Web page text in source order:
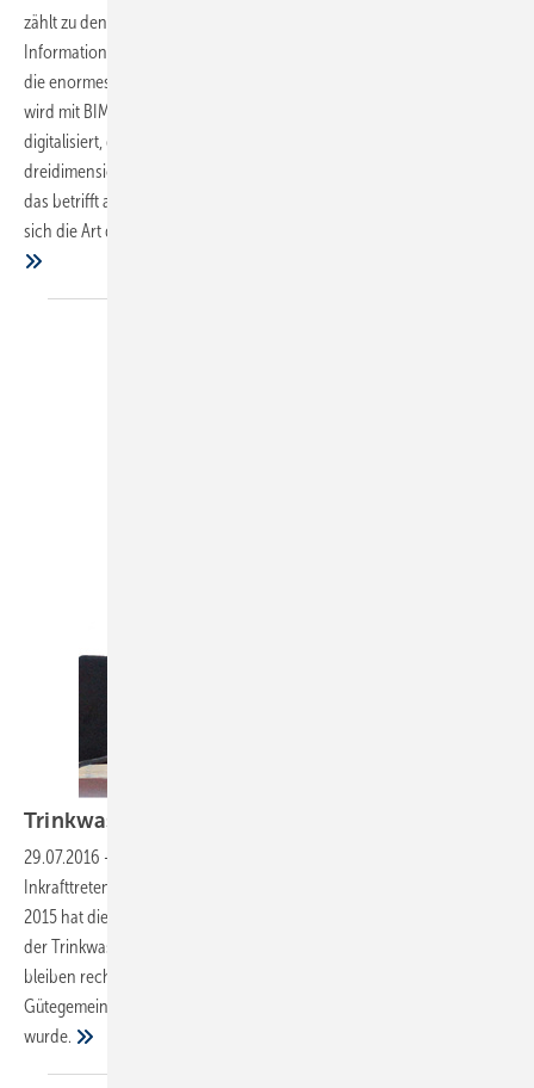
zählt zu den wichtigsten Herausforderungen der Zukunft. Mit „Building
Information Modeling“ (BIM) steht dafür eine Methode zur Verfügung,
die enormes Potenzial bietet. Denn über durchgängige Datenstämme
wird mit BIM das Planen, Bauen und Betreiben von Gebäuden so weit
digitalisiert, dass alle Beteiligten gemeinsam an einem
dreidimensionalen Modell des jeweiligen Projektes arbeiten können –
das betrifft auch Unternehmer der SHK-Branche. Denn mit BIM wird
sich die Art der Zusammenarbeit zwischen den Gewerken verändern.
Trinkwasserqualitätprüfen und
29.07.2016 -
Inkrafttreten der UBA-Positivliste als Bewertungsgrundlage im April
2015 hat die Sanitärbranche ein Stück mehr Planungssicherheit bei
der Trinkwasser-Installation. Doch auch nach diesem Meilenstein
bleiben rechtliche Grundlagen ein Thema, wie auf dem Forum der
Gütegemeinschaft Messing-Sanitär (GMS) Ende Juni in Mainz deutlich
wurde.